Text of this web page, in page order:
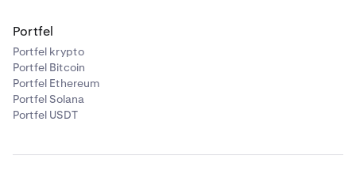
Portfel
Portfel krypto
Portfel Bitcoin
Portfel Ethereum
Portfel Solana
Portfel USDT